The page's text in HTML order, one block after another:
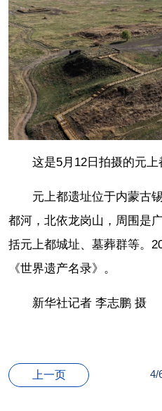
联盟 心
这是5月12日拍摄的元上
元上都遗址位于内蒙古
都河，北依龙岗山，周围是
括元上都城址、墓葬群等。
《世界遗产名录》。
新华社记者 李志鹏 摄
上一页 4/